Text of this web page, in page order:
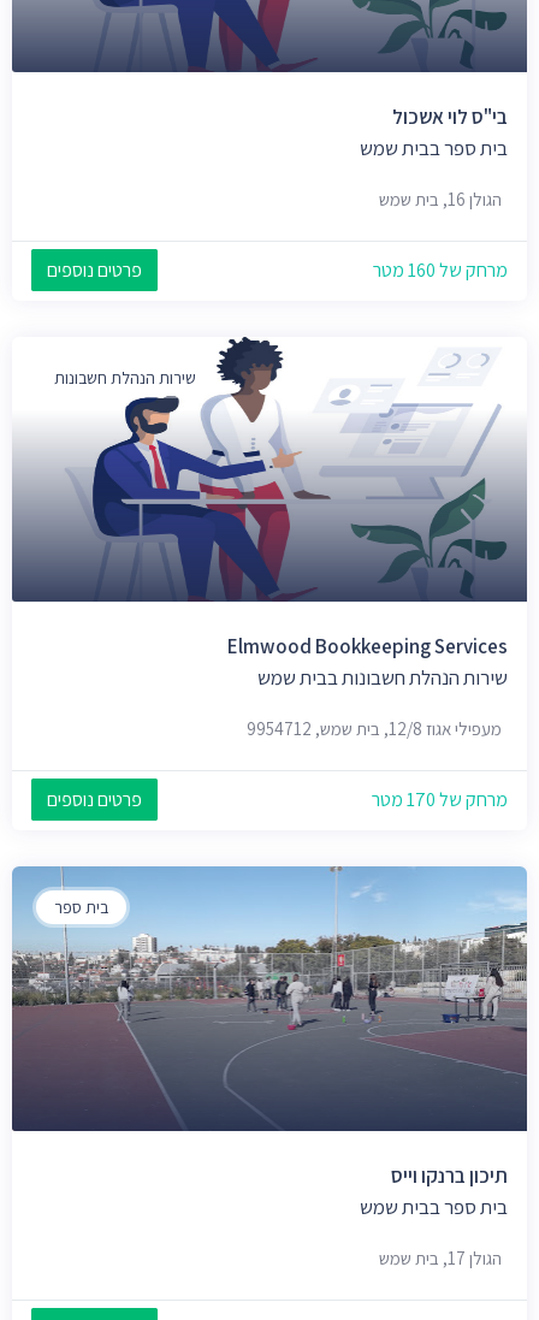
בי"ס לוי אשכול
בית ספר בבית שמש
הגולן 16, בית שמש
מרחק של 160 מטר פרטים נוספים
שירות הנהלת חשבונות
Elmwood Bookkeeping Services
שירות הנהלת חשבונות בבית שמש
מעפילי אגוז 12/8, בית שמש, 9954712
מרחק של 170 מטר פרטים נוספים
בית ספר
תיכון ברנקו וייס
בית ספר בבית שמש
הגולן 17, בית שמש